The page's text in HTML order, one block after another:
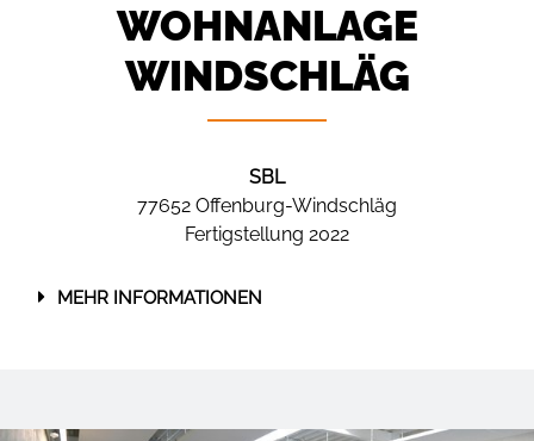
WOHNANLAGE
WINDSCHLÄG
SBL
77652 Offenburg-Windschläg
Fertigstellung 2022
MEHR INFORMATIONEN